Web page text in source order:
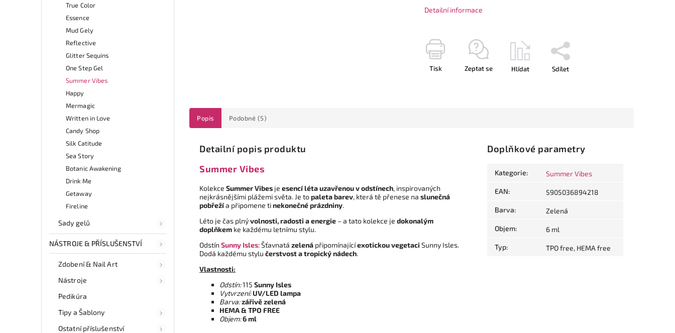
True Color
Essence
Mud Gely
Reflective
Glitter Sequins
One Step Gel
Summer Vibes
Happy
Mermagic
Written in Love
Candy Shop
Silk Catitude
Sea Story
Botanic Awakening
Drink Me
Getaway
Fireline
Sady gelů
NÁSTROJE & PŘÍSLUŠENSTVÍ
Zdobení & Nail Art
Nástroje
Pedikúra
Tipy a Šablony
Ostatní příslušenství
Detailní informace
Tisk Zeptat se Hlídat Sdílet
Popis Podobné (5)
Detailní popis produktu
Summer Vibes
Kolekce Summer Vibes je esencí léta uzavřenou v odstínech, inspirovaných
nejkrásnějšími plážemi světa. Je topaleta barev, která tě přenese na slunečná
pobřežía připomene tinekonečné prázdniny.
Léto je čas plnývolnosti, radosti a energie – a tato kolekce je dokonalým
doplňkem ke každému letnímu stylu.
Odstín Sunny Isles: Šťavnatá zelená připomínajícíexotickou vegetaci Sunny Isles.
Dodá každému stylu čerstvost a tropický nádech.
Vlastnosti:
Odstín:115 Sunny Isles
Vytvrzení:UV/LED lampa
Barva:zářivě zelená
HEMA & TPO FREE
Objem:6 ml
Doplňkové parametry
Kategorie: Summer Vibes
EAN: 5905036894218
Barva: Zelená
Objem: 6 ml
Typ: TPO free, HEMA free